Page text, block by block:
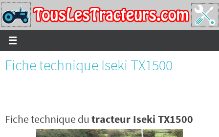
Passer
vers
le
contenu
Fiche technique Iseki TX1500
Fiche technique dutracteur Iseki TX1500